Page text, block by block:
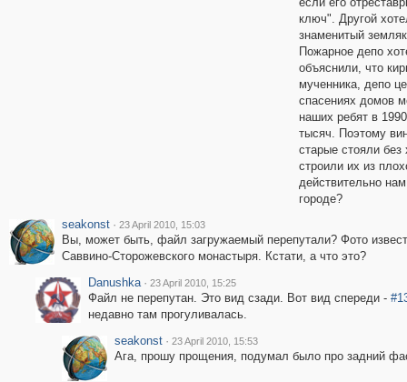
ключ". Другой
знаменитый
Пожарное депо
объяснили, что
мученника, депо
спасениях домов
наших ребят в
тысяч. Поэтому
старые стояли без
строили их из
действительно
городе?
seakonst · 23 April 2010, 15:03
Вы, может быть, файл загружаемый перепутали? Фото
Саввино-Сторожевского монастыря. Кстати, а что это?
Danushka · 23 April 2010, 15:25
Файл не перепутан. Это вид сзади. Вот вид спереди -
недавно там прогуливалась.
seakonst · 23 April 2010, 15:53
Ага, прошу прощения, подумал было про задний